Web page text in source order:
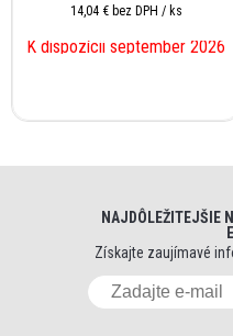
14,04 € bez DPH / ks
K dispozícii september 2026
NAJDÔLEŽITEJŠIE
Získajte zaujímavé